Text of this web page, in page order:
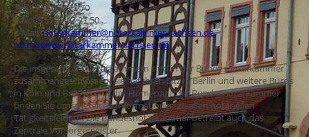
Tel. 03 51/ 80 72 70
Fax: 03 51/ 8 07 27 50
E-Mail:notarkammer@notarkammer-sachsen.de
http://www.notarkammer-sachsen.de
Die insgesamt 21 Notarkammern sind in der Bundesnotarkammer
zusammengeschlossen. Sie hat ihren Sitz in Berlin und weitere Büros
in Köln und Brüssel. Auf der Homepage der Bundesnotarkammer
finden Sie umfangreiche Informationen zu allen notariellen
Tätigkeitsfeldern. Die Bundesnotarkammer betreibt auch das
Zentrale Vorsorgeregister.